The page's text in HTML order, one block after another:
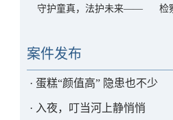
守护童真，法护未来——
检
案件发布
· 蛋糕“颜值高” 隐患也不少
· 入夜，叮当河上静悄悄